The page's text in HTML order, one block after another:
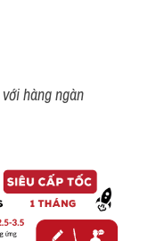
với hàng ngàn